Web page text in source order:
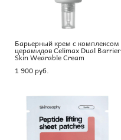
Барьерный крем с комплексом
церамидов Celimax Dual Barrier
Skin Wearable Cream
1 900 pуб.